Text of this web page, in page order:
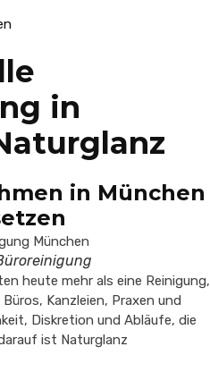
in
in München
heute mehr als eine Reinigung,
Kanzleien, Praxen und
Diskretion und Abläufe, die
ist Naturglanz